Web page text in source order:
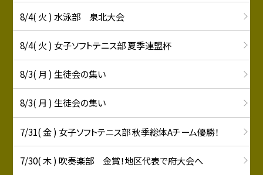
8/4( 火 ) 水泳部 泉北大会
8/4( 火 ) 女子ソフトテニス部 夏季連盟杯
8/3( 月 ) 生徒会の集い
8/3( 月 ) 生徒会の集い
7/31( 金 ) 女子ソフトテニス部 秋季総体Aチーム優勝！
7/30( 木 ) 吹奏楽部 金賞！地区代表で府大会へ